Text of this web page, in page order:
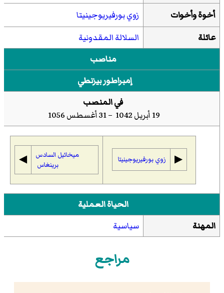
أخوة وأخوات
زوي بورفيريوجينيتا
عائلة
السلالة المقدونية
مناصب
إمبراطور بيزنطي
في المنصب
19 أبريل 1042 – 31 أغسطس 1056
▶︎ زوي بورفيريوجينيتا
ميخائيل السادس
برينغاس
◀︎
الحياة العملية
المهنة
سياسية
مراجع